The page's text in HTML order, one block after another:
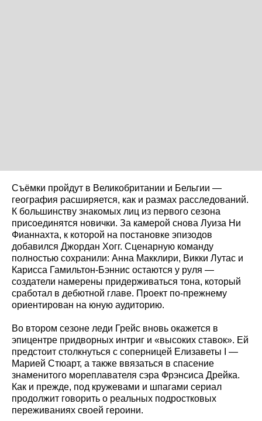
Съёмки пройдут в Великобритании и Бельгии —
география расширяется, как и размах расследований.
К большинству знакомых лиц из первого сезона
присоединятся новички. За камерой снова Луиза Ни
Фианнахта, к которой на постановке эпизодов
добавился Джордан Хогг. Сценарную команду
полностью сохранили: Анна Макклири, Викки Лутас и
Карисса Гамильтон-Бэннис остаются у руля —
создатели намерены придерживаться тона, который
сработал в дебютной главе. Проект по-прежнему
ориентирован на юную аудиторию.
Во втором сезоне леди Грейс вновь окажется в
эпицентре придворных интриг и «высоких ставок». Ей
предстоит столкнуться с соперницей Елизаветы I —
Марией Стюарт, а также ввязаться в спасение
знаменитого мореплавателя сэра Фрэнсиса Дрейка.
Как и прежде, под кружевами и шпагами сериал
продолжит говорить о реальных подростковых
переживаниях своей героини.